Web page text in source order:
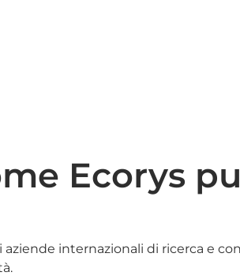
Ecorys
internazionali di ricerca e